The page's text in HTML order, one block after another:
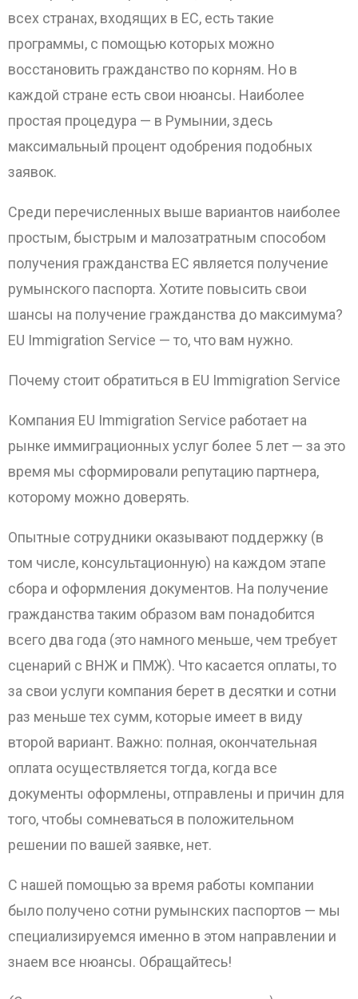
всех странах, входящих в ЕС, есть такие
программы, с помощью которых можно
восстановить гражданство по корням. Но в
каждой стране есть свои нюансы. Наиболее
простая процедура — в Румынии, здесь
максимальный процент одобрения подобных
заявок.
Среди перечисленных выше вариантов наиболее
простым, быстрым и малозатратным способом
получения гражданства ЕС является получение
румынского паспорта. Хотите повысить свои
шансы на получение гражданства до максимума?
EU Immigration Service — то, что вам нужно.
Почему стоит обратиться в EU Immigration Service
Компания EU Immigration Service работает на
рынке иммиграционных услуг более 5 лет — за это
время мы сформировали репутацию партнера,
которому можно доверять.
Опытные сотрудники оказывают поддержку (в
том числе, консультационную) на каждом этапе
сбора и оформления документов. На получение
гражданства таким образом вам понадобится
всего два года (это намного меньше, чем требует
сценарий с ВНЖ и ПМЖ). Что касается оплаты, то
за свои услуги компания берет в десятки и сотни
раз меньше тех сумм, которые имеет в виду
второй вариант. Важно: полная, окончательная
оплата осуществляется тогда, когда все
документы оформлены, отправлены и причин для
того, чтобы сомневаться в положительном
решении по вашей заявке, нет.
С нашей помощью за время работы компании
было получено сотни румынских паспортов — мы
специализируемся именно в этом направлении и
знаем все нюансы. Обращайтесь!